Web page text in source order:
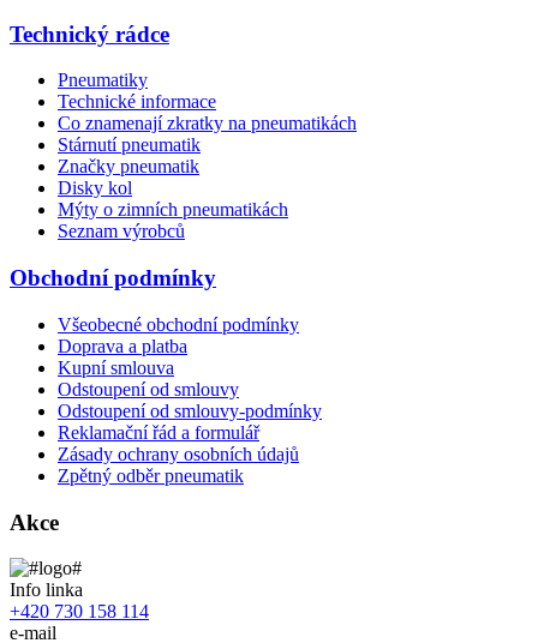
Technický rádce
Pneumatiky
Technické informace
Co znamenají zkratky na pneumatikách
Stárnutí pneumatik
Značky pneumatik
Disky kol
Mýty o zimních pneumatikách
Seznam výrobců
Obchodní podmínky
Všeobecné obchodní podmínky
Doprava a platba
Kupní smlouva
Odstoupení od smlouvy
Odstoupení od smlouvy-podmínky
Reklamační řád a formulář
Zásady ochrany osobních údajů
Zpětný odběr pneumatik
Akce
Info linka
+420 730 158 114
e-mail